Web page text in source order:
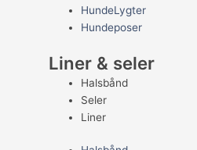
HundeLygter
Hundeposer
Liner & seler
Halsbånd
Seler
Liner